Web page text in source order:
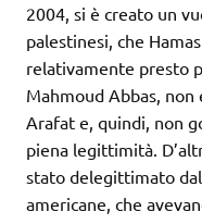
2004, si è creato un
palestinesi, che
relativamente presto
Mahmoud Abbas, non
Arafat e, quindi, non
piena legittimità.
stato delegittimato
americane, che